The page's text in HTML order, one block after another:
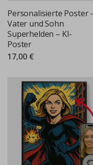
Personalisierte Poster -
Vater und Sohn
Superhelden – KI-
Poster
17,00 €